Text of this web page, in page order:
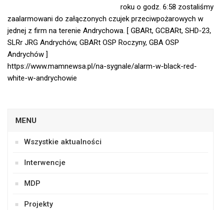
roku o godz. 6:58 zostaliśmy
zaalarmowani do załączonych czujek przeciwpożarowych w
jednej z firm na terenie Andrychowa. [ GBARt, GCBARt, SHD-23,
SLRr JRG Andrychów, GBARt OSP Roczyny, GBA OSP
Andrychów ]
https://www.mamnewsa.pl/na-sygnale/alarm-w-black-red-
white-w-andrychowie
MENU
Wszystkie aktualności
Interwencje
MDP
Projekty